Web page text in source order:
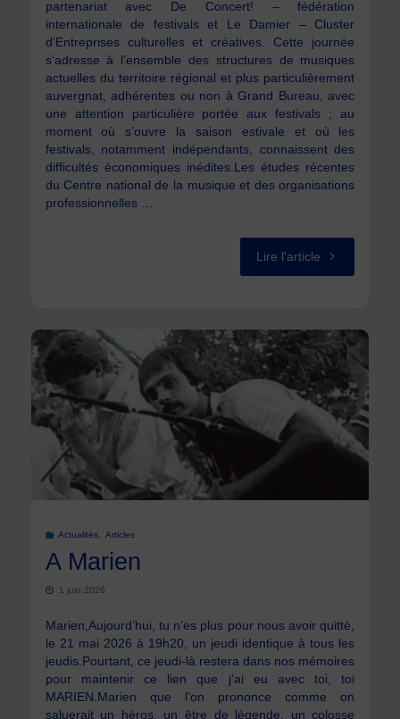
partenariat avec De Concert! – fédération
internationale de festivals et Le Damier – Cluster
d’Entreprises culturelles et créatives. Cette journée
s’adresse à l’ensemble des structures de musiques
actuelles du territoire régional et plus particulièrement
auvergnat, adhérentes ou non à Grand Bureau, avec
une attention particulière portée aux festivals ; au
moment où s’ouvre la saison estivale et où les
festivals, notamment indépendants, connaissent des
difficultés économiques inédites.Les études récentes
du Centre national de la musique et des organisations
professionnelles …
Lire l'article"EUROPAVOX
Grand
Bureau"
Actualités, Articles
A Marien
1 juin 2026
Marien,Aujourd’hui, tu n’es plus pour nous avoir quitté,
le 21 mai 2026 à 19h20, un jeudi identique à tous les
jeudis.Pourtant, ce jeudi-là restera dans nos mémoires
pour maintenir ce lien que j’ai eu avec toi, toi
MARIEN.Marien que l’on prononce comme on
saluerait un héros, un être de légende, un colosse